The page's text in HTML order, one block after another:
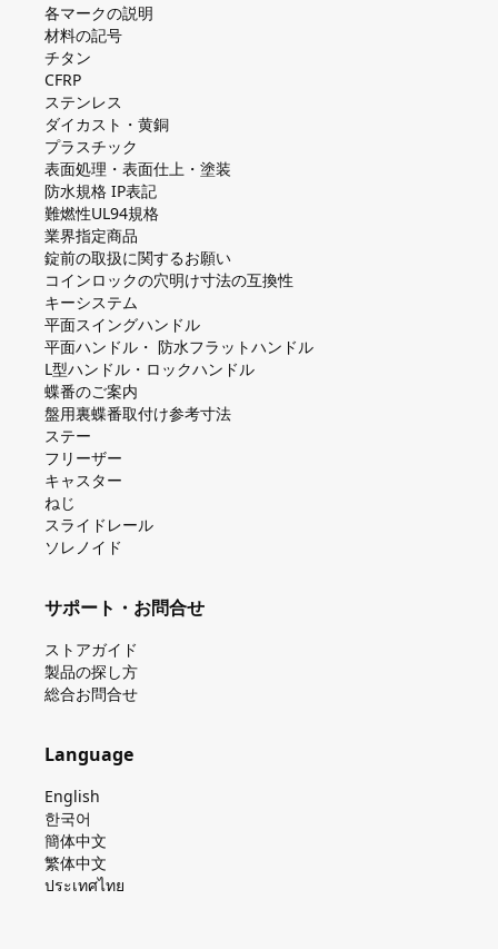
各マークの説明
材料の記号
チタン
CFRP
ステンレス
ダイカスト・⻩銅
プラスチック
表面処理・表面仕上・塗装
防⽔規格 IP表記
難燃性UL94規格
業界指定商品
錠前の取扱に関するお願い
コインロックの⽳明け⼨法の互換性
キーシステム
平⾯スイングハンドル
平⾯ハンドル・ 防⽔フラットハンドル
L型ハンドル・ロックハンドル
蝶番のご案内
盤⽤裏蝶番取付け参考⼨法
ステー
フリーザー
キャスター
ねじ
スライドレール
ソレノイド
サポート・お問合せ
ストアガイド
製品の探し⽅
総合お問合せ
Language
English
한국어
簡体中文
繁体中文
ประเทศไทย